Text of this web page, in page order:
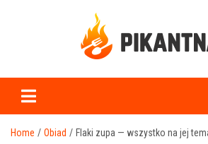
Home Obiad Flaki zupa — wszystko na jej